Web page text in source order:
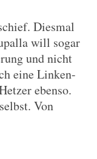
Diesmal
will sogar
und nicht
eine Linken-
ebenso.
Von